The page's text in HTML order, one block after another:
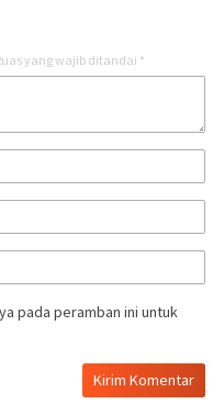
yang wajib ditandai *
pada peramban ini untuk